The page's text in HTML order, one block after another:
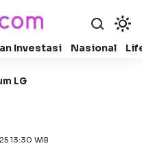
Investasi Nasional
LG
13:30 WIB